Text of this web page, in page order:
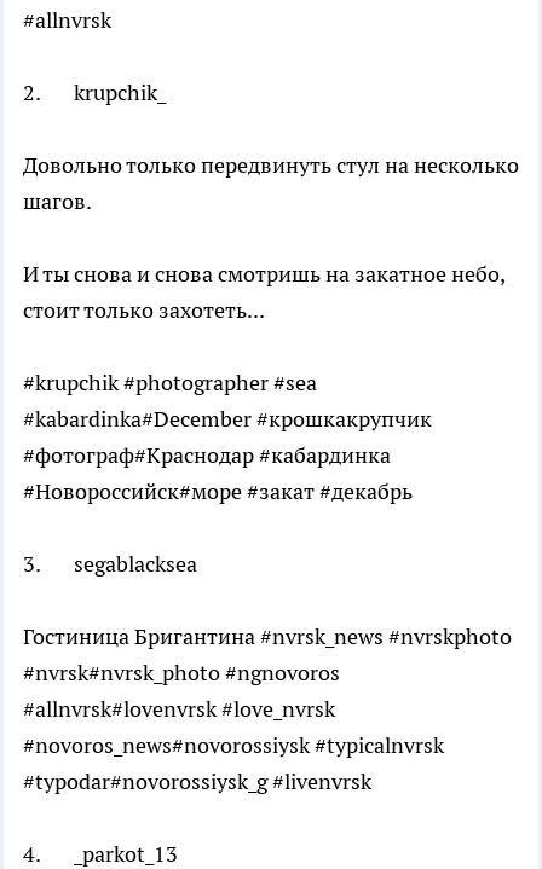
#allnvrsk
2. krupchik_
Довольно только передвинуть стул на несколько
шагов.
И ты снова и снова смотришь на закатное небо,
стоит только захотеть...
#krupchik #photographer #sea
#kabardinka#December #крошкакрупчик
#фотограф#Краснодар #кабардинка
#Новороссийск#море #закат #декабрь
3. segablacksea
Гостиница Бригантина #nvrsk_news #nvrskphoto
#nvrsk#nvrsk_photo #ngnovoros
#allnvrsk#lovenvrsk #love_nvrsk
#novoros_news#novorossiysk #typicalnvrsk
#typodar#novorossiysk_g #livenvrsk
4. _parkot_13